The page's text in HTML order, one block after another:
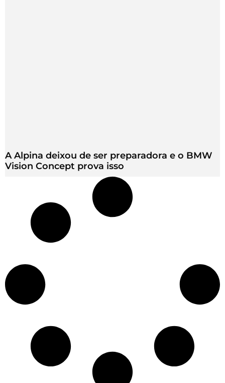
A Alpina deixou de ser preparadora e o BMW
Vision Concept prova isso